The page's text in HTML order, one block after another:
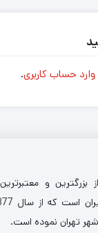
وارد حساب کاربری.
بزرگترین و